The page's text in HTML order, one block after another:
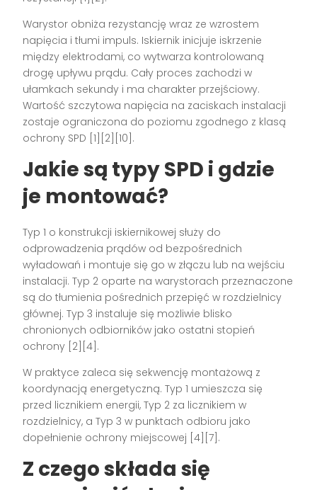
Warystor obniża rezystancję wraz ze wzrostem
napięcia i tłumi impuls. Iskiernik inicjuje iskrzenie
między elektrodami, co wytwarza kontrolowaną
drogę upływu prądu. Cały proces zachodzi w
ułamkach sekundy i ma charakter przejściowy.
Wartość szczytowa napięcia na zaciskach instalacji
zostaje ograniczona do poziomu zgodnego z klasą
ochrony SPD [1][2][10].
Jakie są typy SPD i gdzie
je montować?
Typ 1 o konstrukcji iskiernikowej służy do
odprowadzenia prądów od bezpośrednich
wyładowań i montuje się go w złączu lub na wejściu
instalacji. Typ 2 oparte na warystorach przeznaczone
są do tłumienia pośrednich przepięć w rozdzielnicy
głównej. Typ 3 instaluje się możliwie blisko
chronionych odbiorników jako ostatni stopień
ochrony [2][4].
W praktyce zaleca się sekwencję montażową z
koordynacją energetyczną. Typ 1 umieszcza się
przed licznikiem energii, Typ 2 za licznikiem w
rozdzielnicy, a Typ 3 w punktach odbioru jako
dopełnienie ochrony miejscowej [4][7].
Z czego składa się